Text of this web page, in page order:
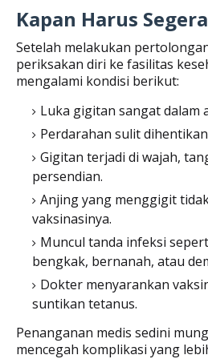
Kapan Harus
Setelah melakukan
periksakan diri ke fasilitas
mengalami kondisi berikut:
Luka gigitan sangat dalam
Perdarahan sulit
Gigitan terjadi di wajah,
persendian.
Anjing yang menggigit
vaksinasinya.
Muncul tanda infeksi
bengkak, bernanah, atau
Dokter menyarankan
suntikan tetanus.
Penanganan medis sedini
mencegah komplikasi yang